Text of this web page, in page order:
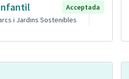
Acceptada
i Jardins Sostenibles